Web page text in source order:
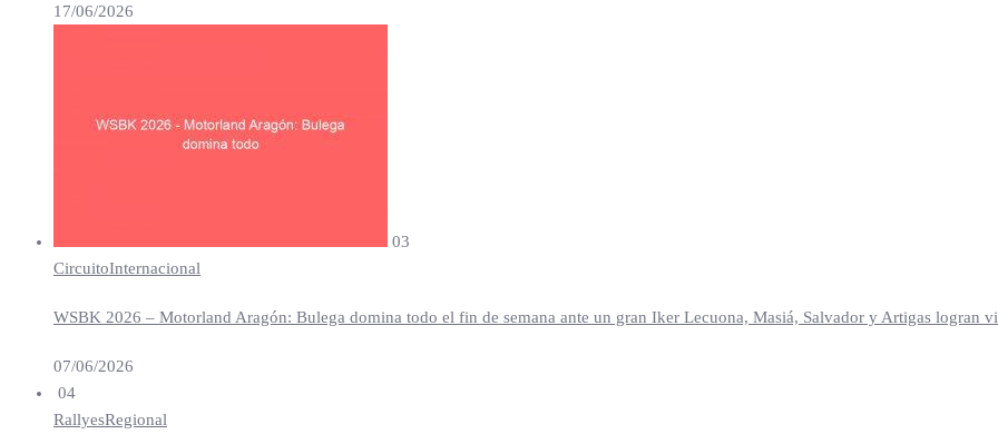
17/06/2026
03
CircuitoInternacional
WSBK 2026 – Motorland Aragón: Bulega domina todo el fin de semana ante un gran Iker Lecuona, Masiá, Salvador y Artigas logran
07/06/2026
04
RallyesRegional